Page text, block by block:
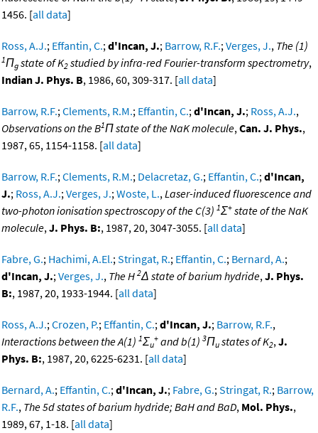
1456. [all data]
Ross, A.J.; Effantin, C.;d'Incan, J.; Barrow, R.F.;Verges, J., The (1)
1Πg state of K2 studied by infra-red Fourier-transform spectrometry,
Indian J. Phys. B, 1986, 60, 309-317. [all data]
Barrow, R.F.;Clements, R.M.; Effantin, C.;d'Incan, J.; Ross, A.J.,
Observations on the B1Π state of the NaK molecule,Can. J. Phys.,
1987, 65, 1154-1158. [all data]
Barrow, R.F.;Clements, R.M.; Delacretaz, G.; Effantin, C.;d'Incan,
J.; Ross, A.J.;Verges, J.;Woste, L.,Laser-induced fluorescence and
two-photon ionisation spectroscopy of the C(3) 1Σ+ state of the NaK
molecule,J. Phys. B:, 1987, 20, 3047-3055. [all data]
Fabre, G.; Hachimi, A.El.;Stringat, R.; Effantin, C.; Bernard, A.;
d'Incan, J.;Verges, J., The H 2Δ state of barium hydride,J. Phys.
B:, 1987, 20, 1933-1944. [all data]
Ross, A.J.;Crozen, P.; Effantin, C.;d'Incan, J.; Barrow, R.F.,
Interactions between the A(1) 1Σu
+ and b(1) 3Πu states of K2,J.
Phys. B:, 1987, 20, 6225-6231. [all data]
Bernard, A.; Effantin, C.;d'Incan, J.; Fabre, G.;Stringat, R.; Barrow,
R.F., The 5d states of barium hydride; BaH and BaD, Mol. Phys.,
1989, 67, 1-18. [all data]